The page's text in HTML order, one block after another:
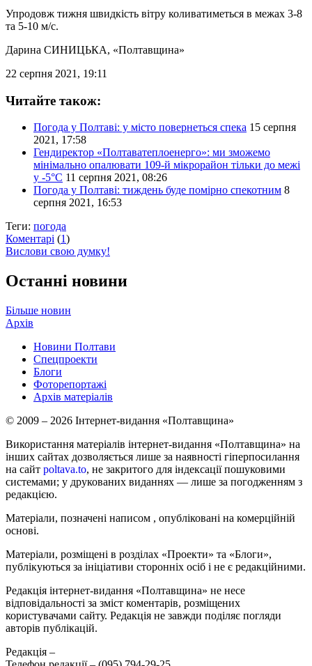
Упродовж тижня швидкість вітру коливатиметься в межах 3-8
та 5-10 м/с.
Дарина СИНИЦЬКА, «Полтавщина»
22 серпня 2021, 19:11
Читайте також:
Погода у Полтаві: у місто повернеться спека 15 серпня
2021, 17:58
Гендиректор «Полтаватеплоенерго»: ми зможемо
мінімально опалювати 109-й мікрорайон тільки до межі
у -5°C 11 серпня 2021, 08:26
Погода у Полтаві: тиждень буде помірно спекотним 8
серпня 2021, 16:53
Теги: погода
Коментарі (1)
Вислови свою думку!
Останні новини
Більше новин
Архів
Новини Полтави
Спецпроекти
Блоги
Фоторепортажі
Архів матеріалів
© 2009 – 2026 Інтернет-видання «Полтавщина»
Використання матеріалів інтернет-видання «Полтавщина» на
інших сайтах дозволяється лише за наявності гіперпосилання
на сайт poltava.to, не закритого для індексації пошуковими
системами; у друкованих виданнях — лише за погодженням з
редакцією.
Матеріали, позначені написом , опубліковані на комерційній
основі.
Матеріали, розміщені в розділах «Проекти» та «Блоги»,
публікуються за ініціативи сторонніх осіб і не є редакційними.
Редакція інтернет-видання «Полтавщина» не несе
відповідальності за зміст коментарів, розміщених
користувачами сайту. Редакція не завжди поділяє погляди
авторів публікацій.
Редакція –